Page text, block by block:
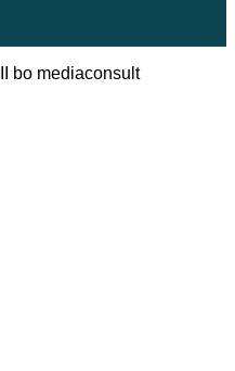
bo mediaconsult